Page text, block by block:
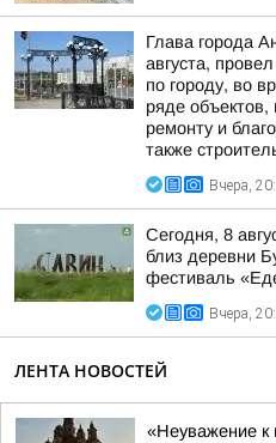
Глава города
августа,
по городу, во
ряде объектов,
ремонту и
также
Вчера,
Сегодня, 8
близ деревни
фестиваль
Вчера,
ЛЕНТА НОВОСТЕЙ
«Неуважение к